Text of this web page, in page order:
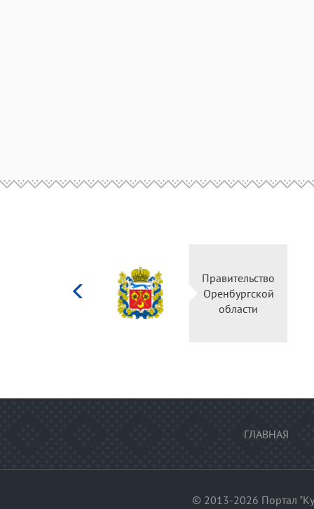
Правительство
Оренбургской
области
ГЛАВНАЯ
© 2013-2026 Портал